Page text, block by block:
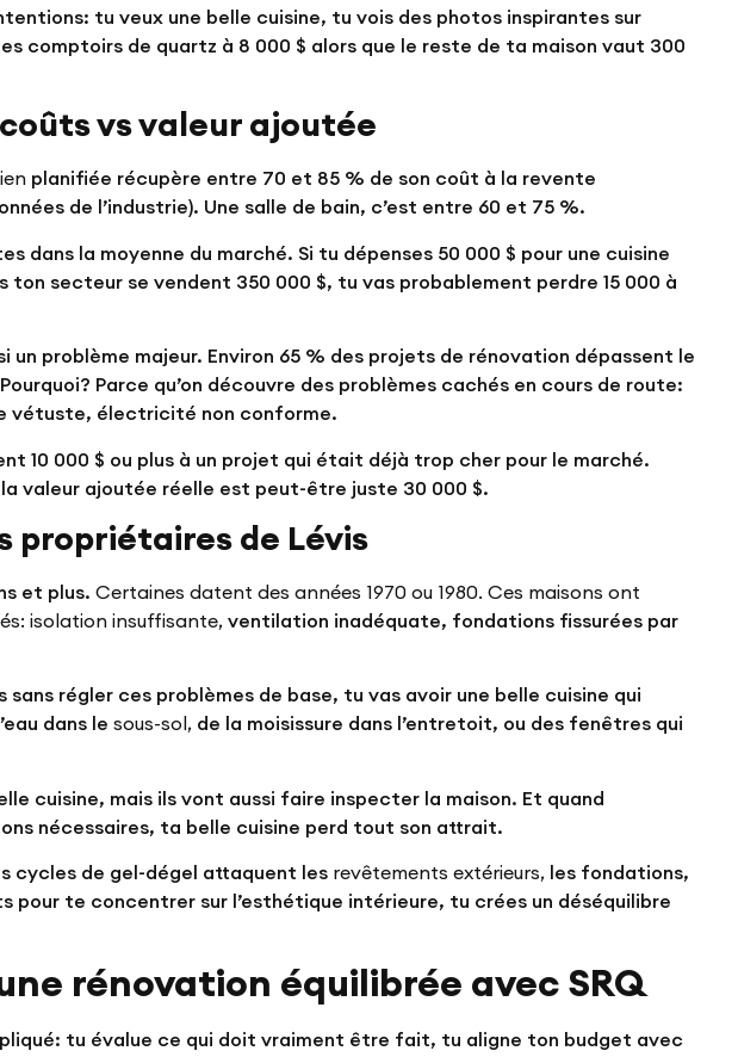
tu veux une belle cuisine, tu vois des photos inspirantes sur
comptoirs de quartz à 8 000 $ alors que le reste de ta maison vaut 300
vs valeur ajoutée
planifiée récupère entre 70 et 85 % de son coût à la revente
de l’industrie). Une salle de bain, c’est entre 60 et 75 %.
dans la moyenne du marché. Si tu dépenses 50 000 $ pour une cuisine
ton secteur se vendent 350 000 $, tu vas probablement perdre 15 000 à
un problème majeur. Environ 65 % des projets de rénovation dépassent le
Parce qu’on découvre des problèmes cachés en cours de route:
vétuste, électricité non conforme.
10 000 $ ou plus à un projet qui était déjà trop cher pour le marché.
valeur ajoutée réelle est peut-être juste 30 000 $.
propriétaires de Lévis
et plus.Certaines datent des années 1970 ou 1980. Ces maisons ont
isolation insuffisante, ventilation inadéquate, fondations fissurées par
régler ces problèmes de base, tu vas avoir une belle cuisine qui
dans lesous-sol, de la moisissure dans l’entretoit, ou des fenêtres qui
cuisine, mais ils vont aussi faire inspecter la maison. Et quand
nécessaires, ta belle cuisine perd tout son attrait.
cycles de gel-dégel attaquent les revêtements extérieurs, les fondations,
pour te concentrer sur l’esthétique intérieure, tu crées un déséquilibre
rénovation équilibrée avec SRQ
tu évalue ce qui doit vraiment être fait, tu aligne ton budget avec